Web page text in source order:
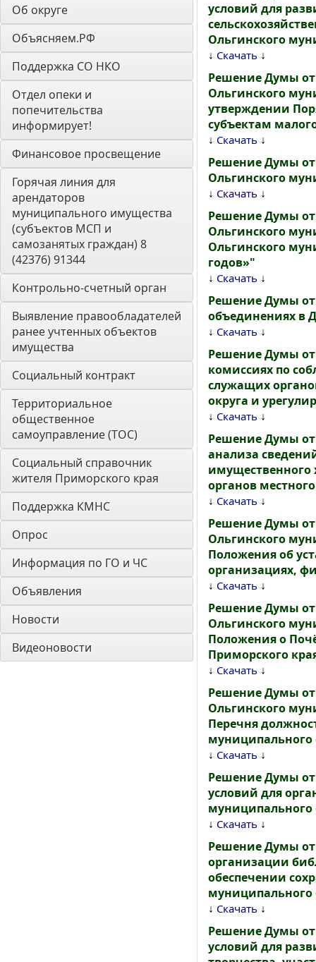
Об округе
Объясняем.РФ
Поддержка СО НКО
Отдел опеки и
попечительства
информирует!
Финансовое просвещение
Горячая линия для
арендаторов
муниципального имущества
(субъектов МСП и
самозанятых граждан) 8
(42376) 91344
Контрольно-счетный орган
Выявление правообладателей
ранее учтенных объектов
имущества
Социальный контракт
Территориальное
общественное
самоуправление (ТОС)
Социальный справочник
жителя Приморского края
Поддержка КМНС
Опрос
Информация по ГО и ЧС
Объявления
Новости
Видеоновости
условий для
Ольгинского
↓ Скачать ↓
Решение Думы
Ольгинского
утверждении
субъектам
↓ Скачать ↓
Решение Думы от
Ольгинского
↓ Скачать ↓
Решение Думы
Ольгинского
Ольгинского
годов»"
↓ Скачать ↓
Решение Думы от
объединениях в
↓ Скачать ↓
Решение Думы
комиссиях по
служащих
округа и
↓ Скачать ↓
Решение Думы от
анализа
органов
↓ Скачать ↓
Решение Думы
Ольгинского
Положения об
организациях,
↓ Скачать ↓
Решение Думы
Ольгинского
Положения о
Приморского
↓ Скачать ↓
Решение Думы
Ольгинского
Перечня
муниципального
↓ Скачать ↓
Решение Думы
условий для
муниципального
↓ Скачать ↓
Решение Думы
организации
обеспечении
муниципального
↓ Скачать ↓
Решение Думы
условий для